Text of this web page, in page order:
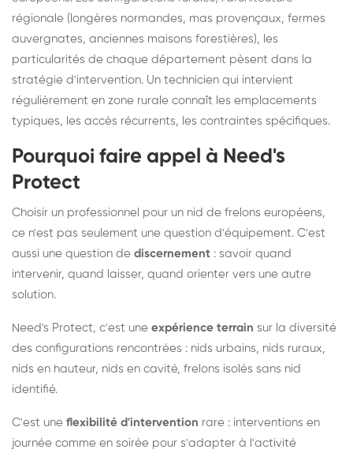
régionale (longères normandes, mas provençaux, fermes
auvergnates, anciennes maisons forestières), les
particularités de chaque département pèsent dans la
stratégie d'intervention. Un technicien qui intervient
régulièrement en zone rurale connaît les emplacements
typiques, les accès récurrents, les contraintes spécifiques.
Pourquoi faire appel à Need's
Protect
Choisir un professionnel pour un nid de frelons européens,
ce n'est pas seulement une question d'équipement. C'est
aussi une question de discernement : savoir quand
intervenir, quand laisser, quand orienter vers une autre
solution.
Need's Protect, c'est une expérience terrain sur la diversité
des configurations rencontrées : nids urbains, nids ruraux,
nids en hauteur, nids en cavité, frelons isolés sans nid
identifié.
C'est une flexibilité d'intervention rare : interventions en
journée comme en soirée pour s'adapter à l'activité